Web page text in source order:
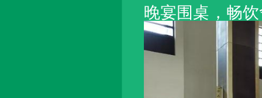
晚宴围桌，畅